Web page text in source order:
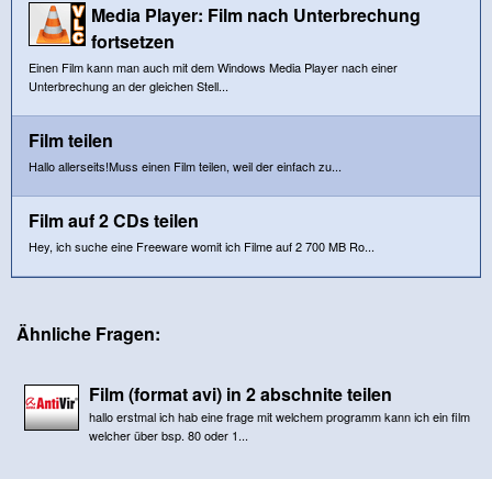
Media Player: Film nach Unterbrechung
fortsetzen
Einen Film kann man auch mit dem Windows Media Player nach einer
Unterbrechung an der gleichen Stell...
Film teilen
Hallo allerseits!Muss einen Film teilen, weil der einfach zu...
Film auf 2 CDs teilen
Hey, ich suche eine Freeware womit ich Filme auf 2 700 MB Ro...
Ähnliche Fragen:
Film (format avi) in 2 abschnite teilen
hallo erstmal ich hab eine frage mit welchem programm kann ich ein film
welcher über bsp. 80 oder 1...